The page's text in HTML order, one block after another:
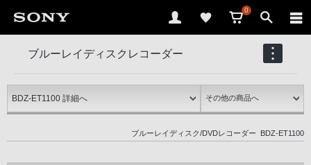
0
ブルーレイディスクレコーダー
BDZ-ET1100
ブルーレイディスク/DVDレコーダー BDZ-ET1100